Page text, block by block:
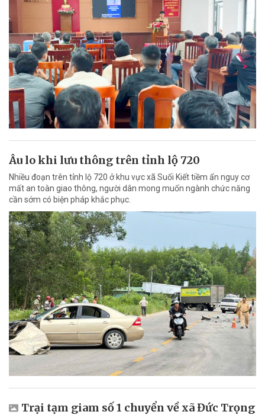
Âu lo khi lưu thông trên tỉnh lộ 720
Nhiều đoạn trên tỉnh lộ 720 ở khu vực xã Suối Kiết tiềm ẩn nguy cơ
mất an toàn giao thông, người dân mong muốn ngành chức năng
cần sớm có biện pháp khắc phục.
Trại tạm giam số 1 chuyển về xã Đức Trọng